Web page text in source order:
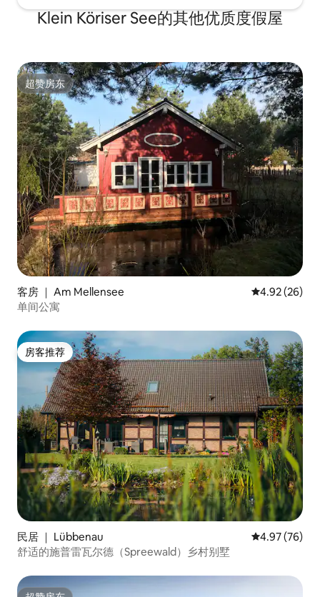
Klein Köriser See的其他优质度假屋
超赞房东
超赞房东
客房 ｜ Am Mellensee 平均评分
4.92 (26)
单间公寓
房客推荐
房客推荐
民居 ｜ Lübbenau 平均评分
4.97 (76)
舒适的施普雷瓦尔德（Spreewald）乡村别墅